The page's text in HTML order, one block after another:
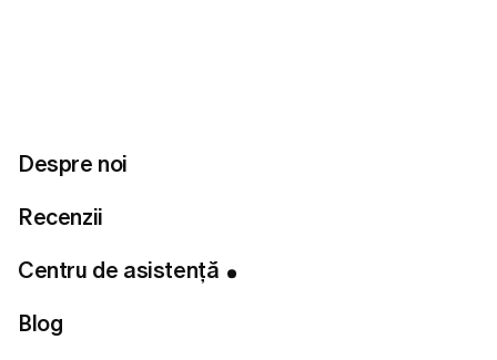
Despre noi
Recenzii
Centru de asistență
Blog
Adresa mea de e-mail este deja înregistrată. Ce
Cum mă dezabonez de la e-mailuri?
Nu reușesc să mă autentific. Ce ar trebui să fac?